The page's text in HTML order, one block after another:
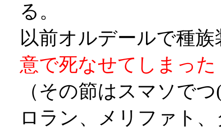
る。
以前オルデールで種
意で死なせてしまった
（その節はスマソで
ロラン、メリファト